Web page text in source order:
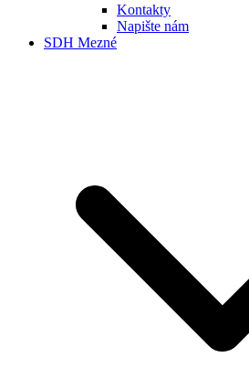
Kontakty
Napište nám
SDH Mezné